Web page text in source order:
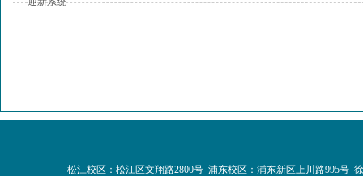
松江校区：松江区文翔路2800号 浦东校区：浦东新区上川路995号